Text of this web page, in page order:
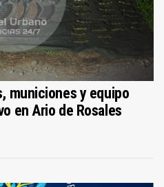
municiones y equipo
en Ario de Rosales